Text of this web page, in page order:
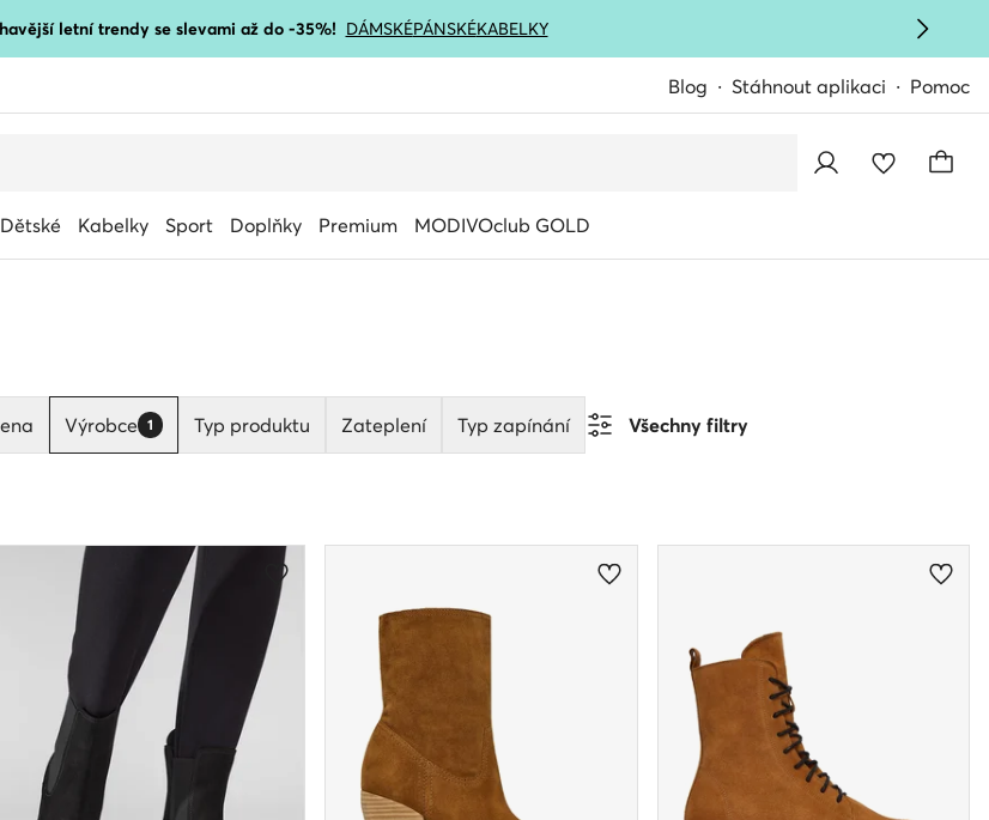
letní trendy se slevami až do -35%! DÁMSKÉPÁNSKÉKABELKY
Blog Stáhnout aplikaci Pomoc
Dětské Kabelky Sport Doplňky Premium MODIVOclub GOLD
Výrobce 1 Typ produktu Zateplení Typ zapínání Všechny filtry